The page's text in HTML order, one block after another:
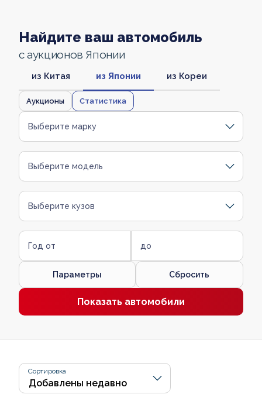
Найдите ваш автомобиль
с аукционов Японии
из Китая из Японии из Кореи
Аукционы Статистика
Выберите марку
Выберите модель
Выберите кузов
Год от до
Параметры Сбросить
Показать автомобили
Сортировка